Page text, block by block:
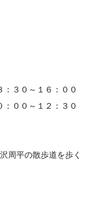
３０～１６：００
００～１２：３０
周平の散歩道を歩く